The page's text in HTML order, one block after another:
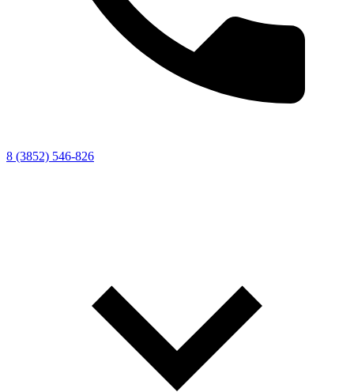
8 (3852) 546-826